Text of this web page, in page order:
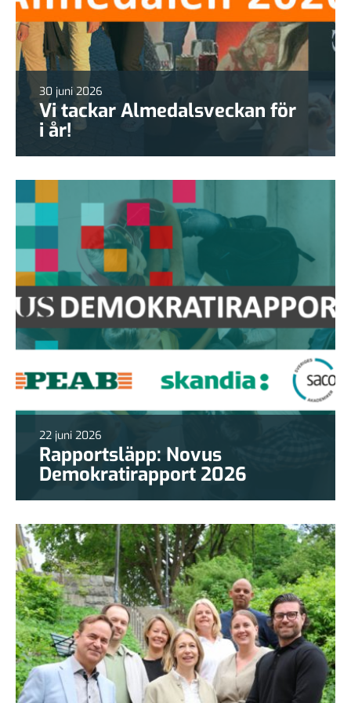
30 juni 2026
Vi tackar Almedalsveckan för
i år!
22 juni 2026
Rapportsläpp: Novus
Demokratirapport 2026